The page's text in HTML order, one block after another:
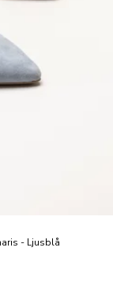
- Ljusblå